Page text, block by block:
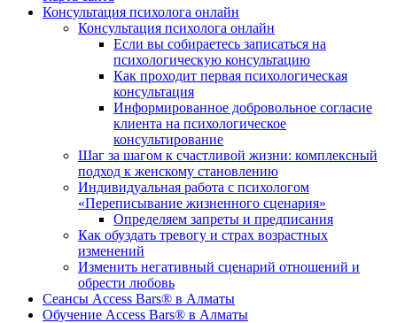
Консультация психолога онлайн
Консультация психолога онлайн
Если вы собираетесь записаться на
психологическую консультацию
Как проходит первая психологическая
консультация
Информированное добровольное согласие
клиента на психологическое
консультирование
Шаг за шагом к счастливой жизни: комплексный
подход к женскому становлению
Индивидуальная работа с психологом
«Переписывание жизненного сценария»
Определяем запреты и предписания
Как обуздать тревогу и страх возрастных
изменений
Изменить негативный сценарий отношений и
обрести любовь
Cеансы Access Bars® в Алматы
Обучение Access Bars® в Алматы